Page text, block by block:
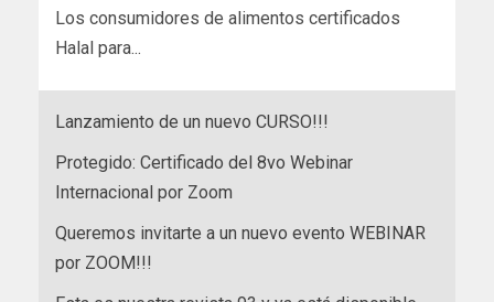
Los consumidores de alimentos certificados
Halal para...
Lanzamiento de un nuevo CURSO!!!
Protegido: Certificado del 8vo Webinar
Internacional por Zoom
Queremos invitarte a un nuevo evento WEBINAR
por ZOOM!!!